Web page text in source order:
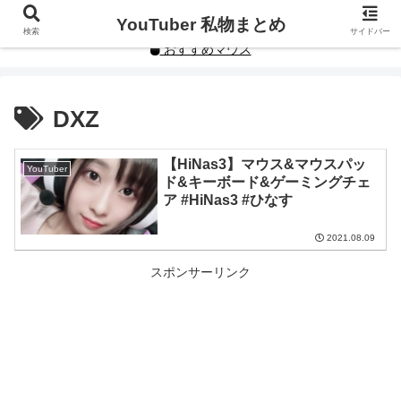
YouTuberや人気インフルエンサーの私物まとめです。
おすすめマウス
DXZ
YouTuber
【HiNas3】マウス&マウスパッ
ド&キーボード&ゲーミングチェ
ア #HiNas3 #ひなす
2021.08.09
スポンサーリンク
検索 YouTuber 私物まとめ サイドバー